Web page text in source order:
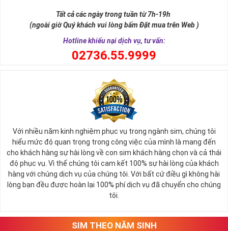
Tất cả các ngày trong tuần từ 7h-19h
(ngoài giờ Quý khách vui lòng bấm Đặt mua trên Web )
Hotline khiếu nại dịch vụ, tư vấn:
02736.55.9999
Với nhiều năm kinh nghiệm phục vụ trong ngành sim, chúng tôi
hiểu mức độ quan trọng trong công việc của mình là mang đến
cho khách hàng sự hài lòng về con sim khách hàng chọn và cả thái
độ phục vụ. Vì thế chúng tôi cam kết 100% sự hài lòng của khách
hàng với chúng dịch vụ của chúng tôi. Với bất cứ điều gì không hài
lòng bạn đều được hoàn lại 100% phí dịch vụ đã chuyển cho chúng
tôi.
SIM THEO NĂM SINH